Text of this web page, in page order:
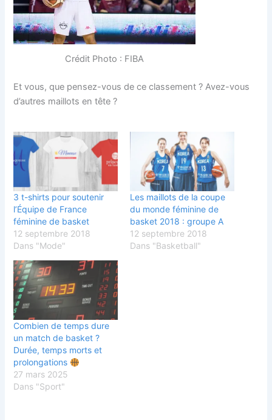
Crédit Photo : FIBA
Et vous, que pensez-vous de ce classement ? Avez-vous
d’autres maillots en tête ?
3 t-shirts pour soutenir
l’Équipe de France
féminine de basket
12 septembre 2018
Dans "Mode"
Les maillots de la coupe
du monde féminine de
basket 2018 : groupe A
12 septembre 2018
Dans "Basketball"
Combien de temps dure
un match de basket ?
Durée, temps morts et
prolongations
27 mars 2025
Dans "Sport"